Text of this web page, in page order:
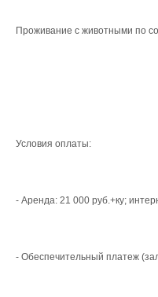
Проживание с животными по
Условия оплаты:
- Аренда: 21 000 руб.+ку;
- Обеспечительный платеж